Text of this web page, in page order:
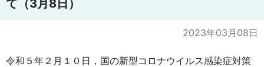
て（3月8日）
2023年03月08日
令和５年２月１０日，国の新型コロナウイルス感染症対策